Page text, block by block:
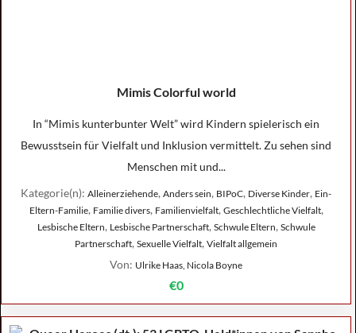
Mimis Colorful world
In “Mimis kunterbunter Welt” wird Kindern spielerisch ein
Bewusstsein für Vielfalt und Inklusion vermittelt. Zu sehen sind
Menschen mit und...
Kategorie(n): Alleinerziehende, Anders sein, BIPoC, Diverse Kinder, Ein-
Eltern-Familie, Familie divers, Familienvielfalt, Geschlechtliche Vielfalt,
Lesbische Eltern, Lesbische Partnerschaft, Schwule Eltern, Schwule
Partnerschaft, Sexuelle Vielfalt, Vielfalt allgemein
Von: Ulrike Haas, Nicola Boyne
€0